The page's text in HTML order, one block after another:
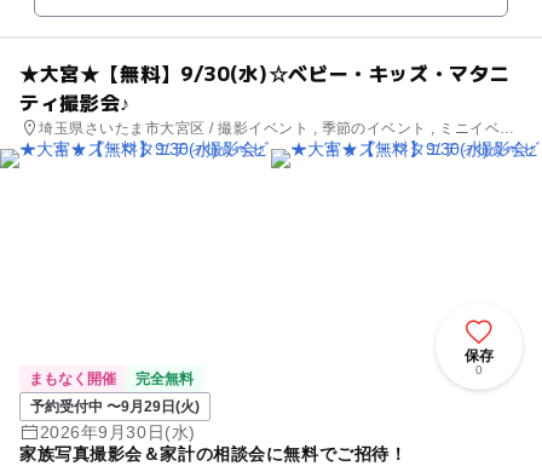
★大宮★【無料】9/30(水)☆ベビー・キッズ・マタニ
ティ撮影会♪
埼玉県さいたま市大宮区 / 撮影イベント , 季節のイベント , ミニイベン
ト
保存
0
まもなく開催
完全無料
予約受付中 〜9月29日(火)
2026年9月30日(水)
家族写真撮影会＆家計の相談会に無料でご招待！